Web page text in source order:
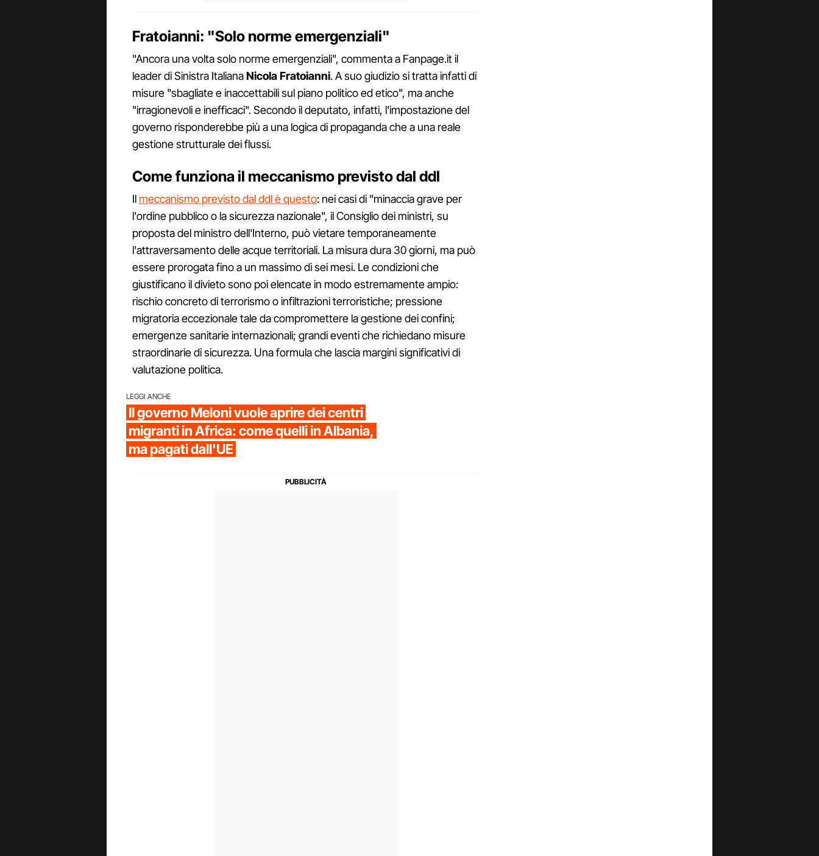
Fratoianni: "Solo norme emergenziali"
"Ancora una volta solo norme emergenziali", commenta a Fanpage.it il
leader di Sinistra ItalianaNicola Fratoianni. A suo giudizio si tratta infatti di
misure "sbagliate e inaccettabili sul piano politico ed etico", ma anche
"irragionevoli e inefficaci". Secondo il deputato, infatti, l'impostazione del
governo risponderebbe più a una logica di propaganda che a una reale
gestione strutturale dei flussi.
Come funziona il meccanismo previsto dal ddl
Il meccanismo previsto dal ddl è questo: nei casi di "minaccia grave per
l'ordine pubblico o la sicurezza nazionale", il Consiglio dei ministri, su
proposta del ministro dell'Interno, può vietare temporaneamente
l'attraversamento delle acque territoriali. La misura dura 30 giorni, ma può
essere prorogata fino a un massimo di sei mesi. Le condizioni che
giustificano il divieto sono poi elencate in modo estremamente ampio:
rischio concreto di terrorismo o infiltrazioni terroristiche; pressione
migratoria eccezionale tale da compromettere la gestione dei confini;
emergenze sanitarie internazionali; grandi eventi che richiedano misure
straordinarie di sicurezza. Una formula che lascia margini significativi di
valutazione politica.
LEGGI ANCHE
Il governo Meloni vuole aprire dei centri
migranti in Africa: come quelli in Albania,
ma pagati dall'UE